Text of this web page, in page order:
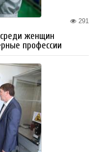
291
женщин
профессии